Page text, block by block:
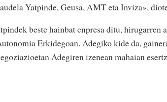
Yatpinde, Geusa, AMT eta Inviza»,
beste hainbat enpresa ditu, hirugarren
Erkidegoan. Adegiko kide da,
Adegiren izenean mahaian